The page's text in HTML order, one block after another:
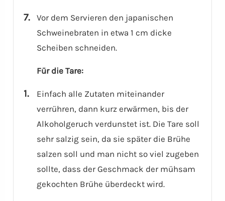
Vor dem Servieren den japanischen
Schweinebraten in etwa 1 cm dicke
Scheiben schneiden.
Für die Tare:
Einfach alle Zutaten miteinander
verrühren, dann kurz erwärmen, bis der
Alkoholgeruch verdunstet ist. Die Tare soll
sehr salzig sein, da sie später die Brühe
salzen soll und man nicht so viel zugeben
sollte, dass der Geschmack der mühsam
gekochten Brühe überdeckt wird.